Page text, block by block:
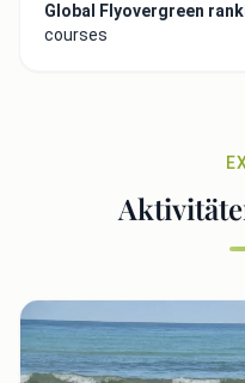
Global Flyovergreen
courses